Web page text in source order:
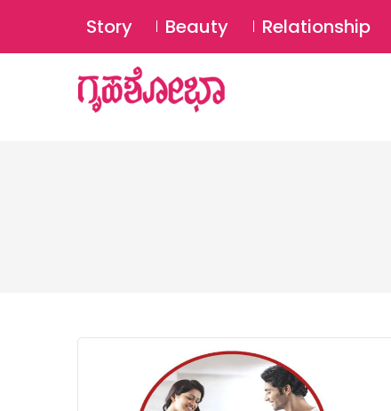
Story Beauty Relationship